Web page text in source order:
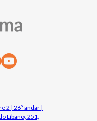
2 | 26º andar |
Líbano, 251,